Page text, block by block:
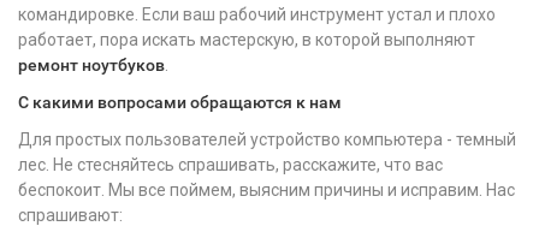
командировке. Если ваш рабочий инструмент устал и плохо
работает, пора искать мастерскую, в которой выполняют
ремонт ноутбуков
С какими вопросами обращаются к нам
Для простых пользователей устройство компьютера - темный
лес. Не стесняйтесь спрашивать, расскажите, что вас
беспокоит. Мы все поймем, выясним причины и исправим. Нас
спрашивают: